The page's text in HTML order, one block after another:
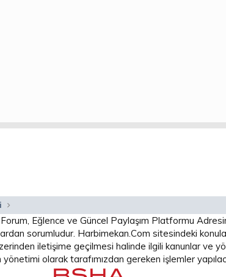
Eğlence ve Güncel Paylaşım Platformu
sorumludur. Harbimekan.Com sitesindeki
iletişime geçilmesi halinde ilgili kanunlar ve
olarak tarafımızdan gereken işlemler